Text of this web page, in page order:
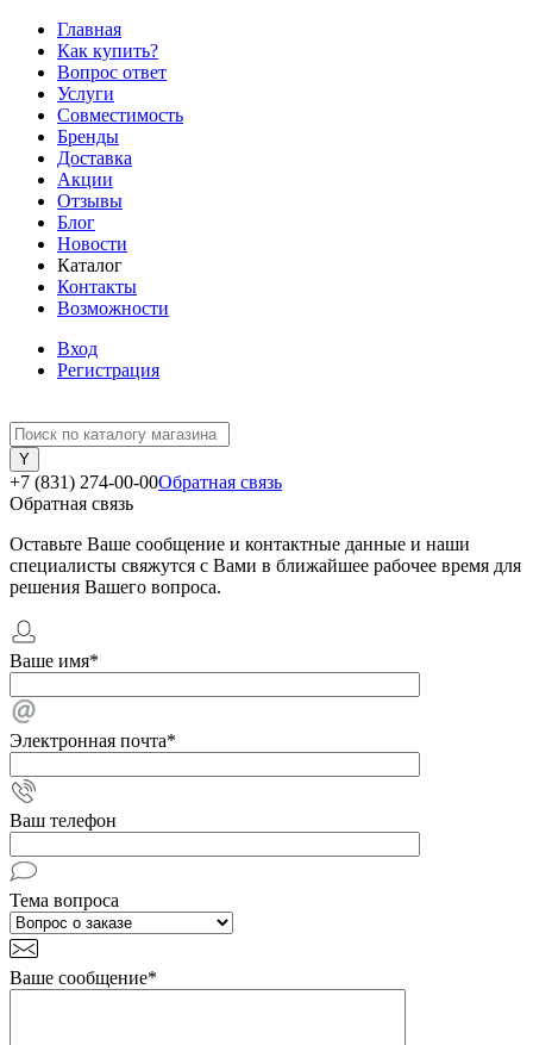
Главная
Как купить?
Вопрос ответ
Услуги
Совместимость
Бренды
Доставка
Акции
Отзывы
Блог
Новости
Каталог
Контакты
Возможности
Вход
Регистрация
+7 (831) 274-00-00Обратная связь
Обратная связь
Оставьте Ваше сообщение и контактные данные и наши
специалисты свяжутся с Вами в ближайшее рабочее время для
решения Вашего вопроса.
Ваше имя*
Электронная почта*
Ваш телефон
Тема вопроса
Ваше сообщение*